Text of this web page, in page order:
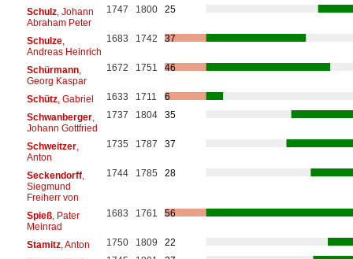
Schulz, Johann
Abraham Peter
1747 1800 25
Schulze,
Andreas Heinrich
1683 1742 37
Schürmann,
Georg Kaspar
1672 1751 46
Schütz, Gabriel 1633 1711
6
Schwanberger,
Johann Gottfried
1737 1804 35
Schweitzer,
Anton
1735 1787 37
Seckendorff,
Siegmund
Freiherr von
1744 1785 28
Spieß, Pater
Meinrad
1683 1761 56
Stamitz, Anton 1750 1809
22